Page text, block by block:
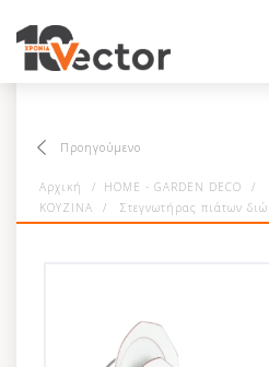
Προηγούμενο
Αρχική / HOME - GARDEN DECO /
ΚΟΥΖΙΝΑ
/ Στεγνωτήρας πιάτων